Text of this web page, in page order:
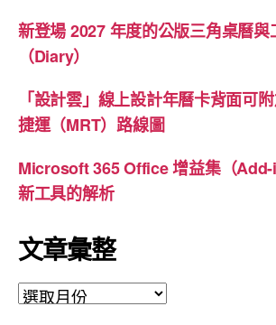
新登場 2027 年度的公版三角桌曆與
（Diary）
「設計雲」線上設計年曆卡背面可
捷運（MRT）路線圖
Microsoft 365 Office 增益集（
新工具的解析
文章彙整
文